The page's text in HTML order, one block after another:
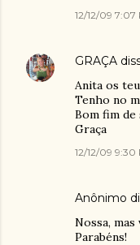
12/12/09 7:07
GRAÇA
Anita os
Tenho no
Bom fim de
Graça
12/12/09 9:30
Anônimo
Nossa,
Parabéns!